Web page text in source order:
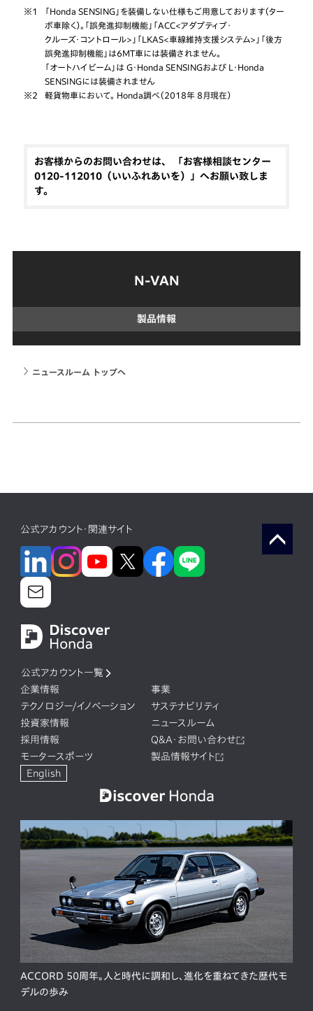
※1
「Honda SENSING」を装備しない仕様もご用意しております（ター
ボ車除く）。「誤発進抑制機能」「ACC<アダプティブ・
クルーズ・コントロール>」「LKAS<車線維持支援システム>」「後方
誤発進抑制機能」は6MT車には装備されません。
「オートハイビーム」は G・Honda SENSINGおよび L・Honda
SENSINGには装備されません
※2
軽貨物車において。 Honda調べ（2018年 8月現在）
お客様からのお問い合わせは、 「お客様相談センター
0120-112010（いいふれあいを）」へお願い致しま
す。
N-VAN
製品情報
ニュースルーム トップへ
公式アカウント・関連サイト
公式アカウント一覧
企業情報
事業
テクノロジー/イノベーション
サステナビリティ
投資家情報
ニュースルーム
採用情報
Q&A・お問い合わせ
モータースポーツ
製品情報サイト
English
ACCORD 50周年。人と時代に調和し、進化を重ねてきた歴代モ
デルの歩み